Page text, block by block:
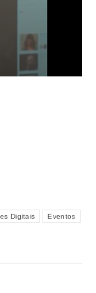
Digitais Eventos